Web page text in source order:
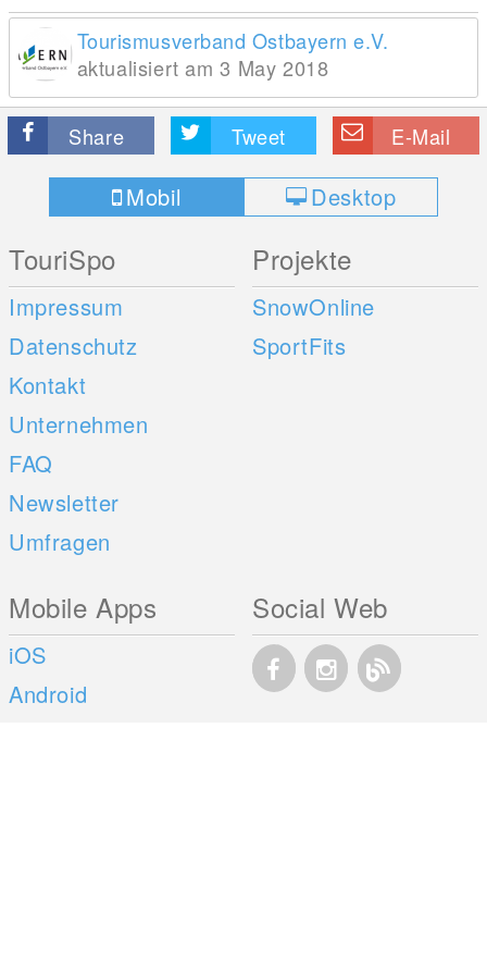
Tourismusverband Ostbayern e.V.
aktualisiert am 3 May 2018
Share Tweet E-Mail
Mobil Desktop
TouriSpo
Impressum
Datenschutz
Kontakt
Unternehmen
FAQ
Newsletter
Umfragen
Projekte
SnowOnline
SportFits
Mobile Apps
iOS
Android
Social Web